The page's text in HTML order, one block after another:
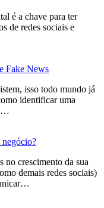
é a chave para ter
de redes sociais e
Fake News
isso todo mundo já
identificar uma
negócio?
no crescimento da sua
demais redes sociais)